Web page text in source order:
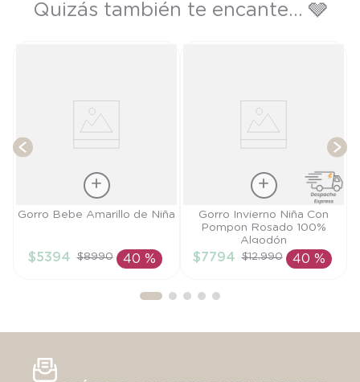
Quizás también te encante... 🩶
Talla
AÑADIR AL
Gorro Bebe Amarillo de Niña
$5394 $8990 40 %
Talla
AÑADIR AL
Gorro Invierno Niña Con
Pompon Rosado 100%
Algodón
$7794 $12.990 40 %